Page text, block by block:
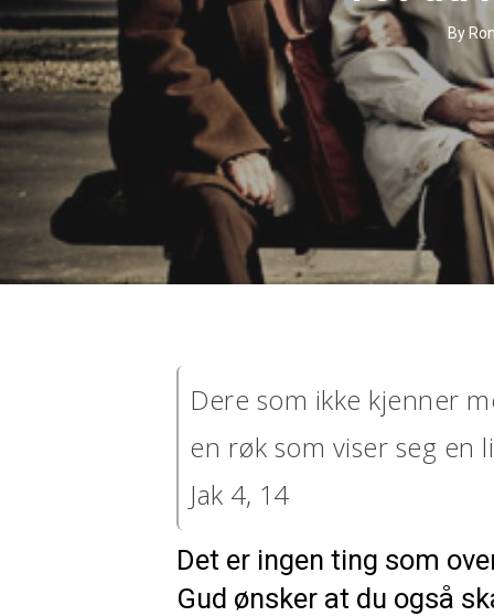
By
Dere som ikke kjenner
en røk som viser seg en
Jak 4, 14
Det er ingen ting som
Gud ønsker at du også